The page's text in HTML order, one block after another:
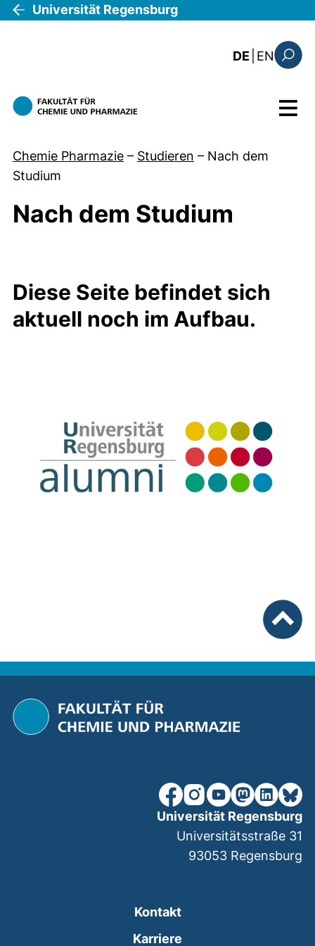
Direkt zum Inhalt
Universität Regensburg
DE EN: this
Menü
Chemie Pharmazie – Studieren – Nach dem
Studium
Nach dem Studium
Diese Seite befindet sich
aktuell noch im Aufbau.
unsere Facebook-Seite
unsere Instagram-
unsere YouTube-
unsereunsere
Kontakt
Karriere
Universität Regensburg
Universitätsstraße 31
93053 Regensburg